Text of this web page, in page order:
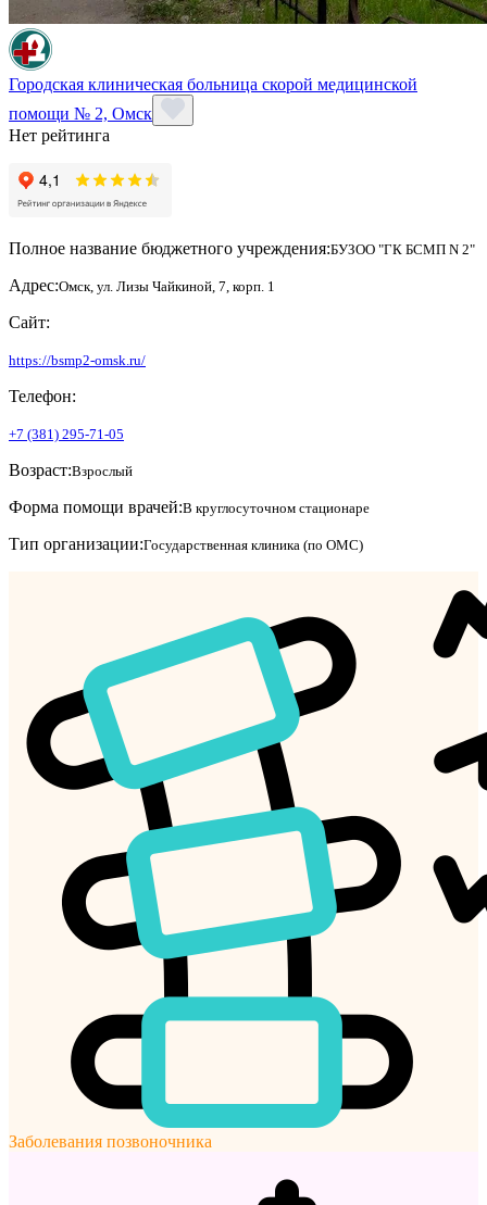
Городская клиническая больница скорой медицинской
помощи № 2, Омск
Нет рейтинга
Полное название бюджетного учреждения:БУЗОО "ГК БСМП N 2"
Адрес:Омск, ул. Лизы Чайкиной, 7, корп. 1
Сайт:
https://bsmp2-omsk.ru/
Телефон:
+7 (381) 295-71-05
Возраст:Взрослый
Форма помощи врачей:В круглосуточном стационаре
Тип организации:Государственная клиника (по ОМС)
Заболевания позвоночника